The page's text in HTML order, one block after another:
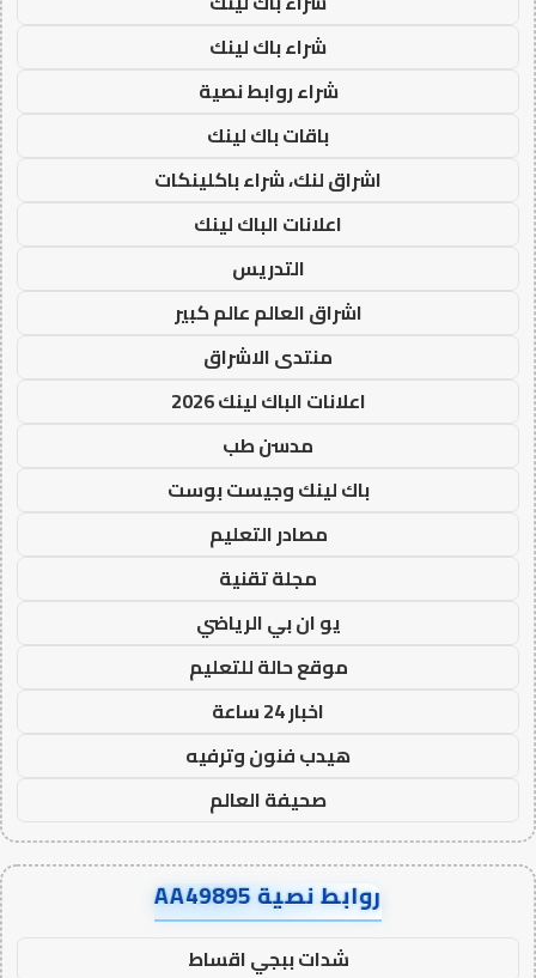
شراء باك لينك
شراء روابط نصية
باقات باك لينك
اشراق لنك، شراء باكلينكات
اعلانات الباك لينك
التدريس
اشراق العالم عالم كبير
منتدى الاشراق
اعلانات الباك لينك 2026
مدسن طب
باك لينك وجيست بوست
مصادر التعليم
مجلة تقنية
يو ان بي الرياضي
موقع حالة للتعليم
اخبار 24 ساعة
هيدب فنون وترفيه
صحيفة العالم
روابط نصية AA49895
شدات ببجي اقساط